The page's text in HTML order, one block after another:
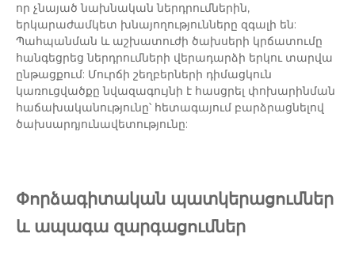
որ չնայած նախնական ներդրումներին,
երկարաժամկետ խնայողությունները զգալի են:
Պահպանման և աշխատուժի ծախսերի կրճատումը
հանգեցրեց ներդրումների վերադարձի երկու տարվա
ընթացքում: Մուրճի շեղբերների դիմացկուն
կառուցվածքը նվազագույնի է հասցրել փոխարինման
հաճախականությունը՝ հետագայում բարձրացնելով
ծախսարդյունավետությունը:
Փորձագիտական ​​պատկերացումներ
և ապագա զարգացումներ